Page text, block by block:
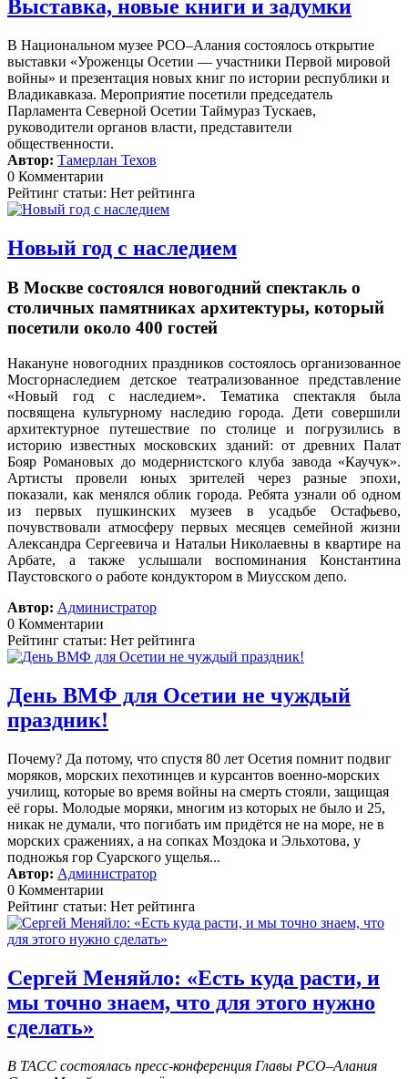
Выставка, новые книги и задумки
В Национальном музее РСО–Алания состоялось открытие
выставки «Уроженцы Осетии — участники Первой мировой
войны» и презентация новых книг по истории республики и
Владикавказа. Мероприятие посетили председатель
Парламента Северной Осетии Таймураз Тускаев,
руководители органов власти, представители
общественности.
Автор: Тамерлан Техов
0 Комментарии
Рейтинг статьи: Нет рейтинга
Новый год с наследием
В Москве состоялся новогодний спектакль о
столичных памятниках архитектуры, который
посетили около 400 гостей
Накануне новогодних праздников состоялось организованное
Мосгорнаследием детское театрализованное представление
«Новый год с наследием».
Тематика спектакля была
посвящена культурному наследию города. Дети совершили
архитектурное путешествие по столице и погрузились в
историю известных московских зданий: от древних Палат
Бояр Романовых до модернистского клуба завода «Каучук».
Артисты провели юных зрителей через разные эпохи,
показали, как менялся облик города. Ребята узнали об одном
из первых пушкинских музеев в усадьбе Остафьево,
почувствовали атмосферу первых месяцев семейной жизни
Александра Сергеевича и Натальи Николаевны в квартире на
Арбате, а также услышали воспоминания Константина
Паустовского о работе кондуктором в Миусском депо.
Автор: Администратор
0 Комментарии
Рейтинг статьи: Нет рейтинга
День ВМФ для Осетии не чуждый
праздник!
Почему? Да потому, что спустя 80 лет Осетия помнит подвиг
моряков, морских пехотинцев и курсантов военно-морских
училищ, которые во время войны на смерть стояли, защищая
её горы. Молодые моряки, многим из которых не было и 25,
никак не думали, что погибать им придётся не на море, не в
морских сражениях, а на сопках Моздока и Эльхотова, у
подножья гор Суарского ущелья...
Автор: Администратор
0 Комментарии
Рейтинг статьи: Нет рейтинга
Сергей Меняйло: «Есть куда расти, и
мы точно знаем, что для этого нужно
сделать»
В ТАСС состоялась пресс-конференция Главы РСО–Алания